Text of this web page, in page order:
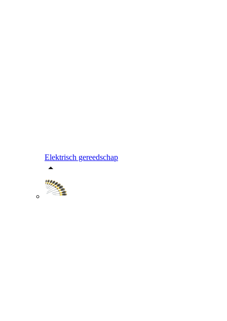
Elektrisch gereedschap